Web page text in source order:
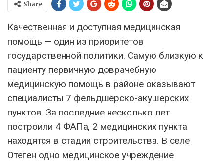
Share
Качественная и доступная медицинская
помощь — один из приоритетов
государственной политики. Самую близкую к
пациенту первичную доврачебную
медицинскую помощь в районе оказывают
специалисты 7 фельдшерско-акушерских
пунктов. За последние несколько лет
построили 4 ФАПа, 2 медицинских пункта
находятся в стадии строительства. В селе
Отеген одно медицинское учреждение